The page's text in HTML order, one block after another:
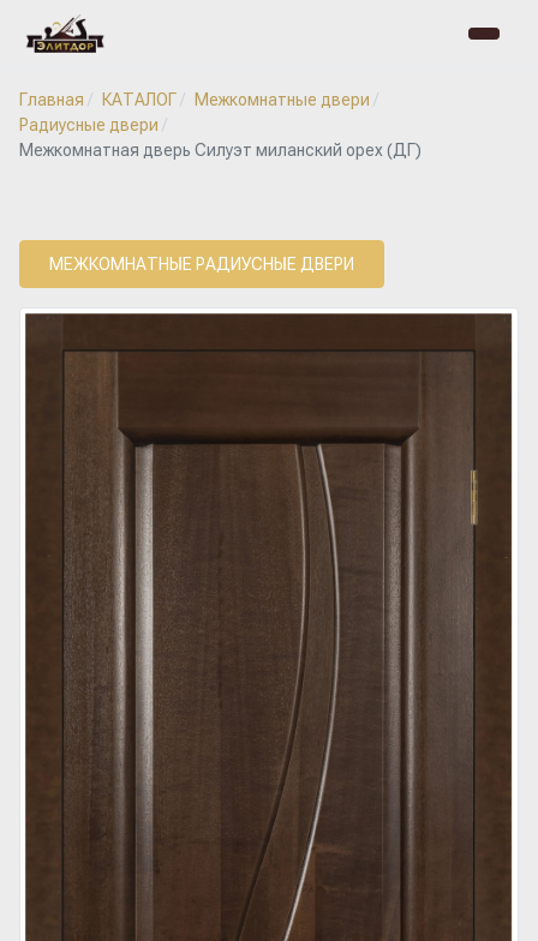
Главная КАТАЛОГ
Межкомнатные двери
Радиусные двери
Межкомнатная дверь Силуэт миланский орех (ДГ)
МЕЖКОМНАТНЫЕ РАДИУСНЫЕ ДВЕРИ